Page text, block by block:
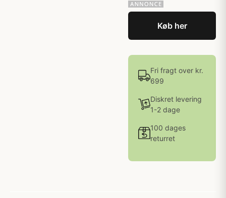
Køb her
Fri fragt over kr.
699
Diskret levering
1-2 dage
100 dages
returret